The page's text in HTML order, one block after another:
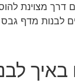
דרך מצוינת
לבנות מדף
באיך